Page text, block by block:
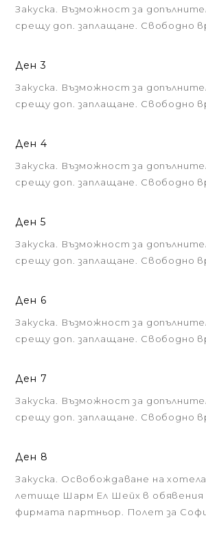
Закуска. Възможност за
срещу доп. заплащане. Свободно
Ден 3
Закуска. Възможност за
срещу доп. заплащане. Свободно
Ден 4
Закуска. Възможност за
срещу доп. заплащане. Свободно
Ден 5
Закуска. Възможност за
срещу доп. заплащане. Свободно
Ден 6
Закуска. Възможност за
срещу доп. заплащане. Свободно
Ден 7
Закуска. Възможност за
срещу доп. заплащане. Свободно
Ден 8
Закуска. Освобождаване на
летище Шарм Ел Шейх в обявения
фирмата партньор. Полет за